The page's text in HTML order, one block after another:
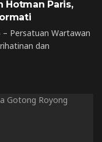
Hotman Paris,
– Persatuan Wartawan
dan